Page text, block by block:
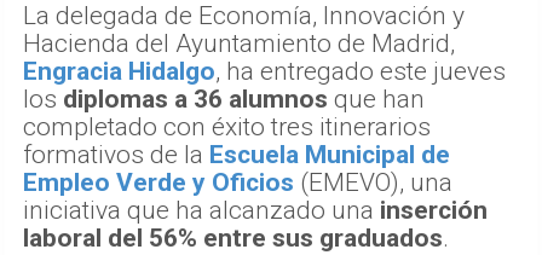
La delegada de Economía, Innovación y
Hacienda del Ayuntamiento de Madrid,
Engracia Hidalgo, ha entregado este jueves
los diplomas a 36 alumnos que han
completado con éxito tres itinerarios
formativos de la Escuela Municipal de
Empleo Verde y Oficios (EMEVO), una
iniciativa que ha alcanzado una inserción
laboral del 56% entre sus graduados.